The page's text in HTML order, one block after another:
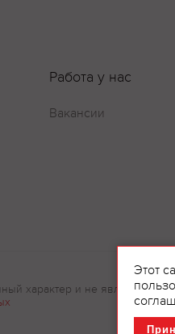
Работа у нас
Вакансии
характер и не являются
Этот